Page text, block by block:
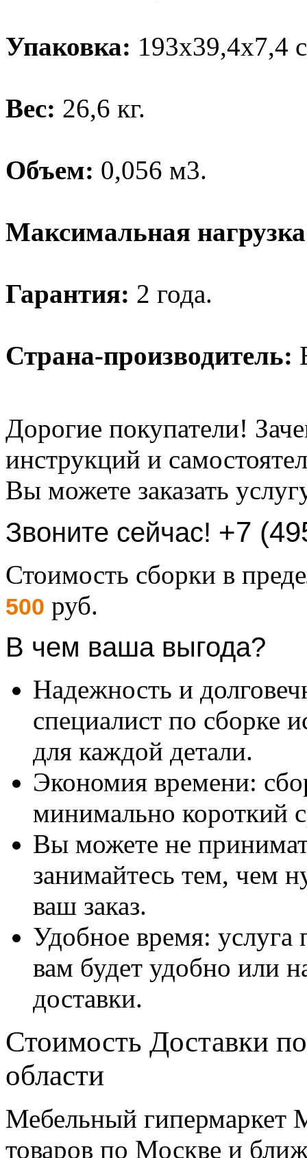
Упаковка: 193х39,4х7,4
Вес: 26,6 кг.
Объем: 0,056 м3.
Максимальная
Гарантия: 2 года.
Страна-производитель:
Дорогие покупатели!
инструкций и
Вы можете заказать
Звоните сейчас! +7
Стоимость сборки в
500 руб.
В чем ваша выгода?
Надежность и
специалист по сборке
для каждой детали.
Экономия времени:
минимально короткий
Вы можете не
занимайтесь тем, чем
ваш заказ.
Удобное время: услуга
вам будет удобно или
доставки.
Стоимость Доставки
области
Мебельный гипермаркет
товаров по Москве и